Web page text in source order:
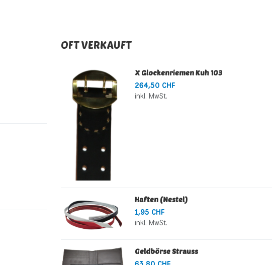
OFT VERKAUFT
X Glockenriemen Kuh 103
264,50 CHF
inkl. MwSt.
Haften (Nestel)
1,95 CHF
inkl. MwSt.
Geldbörse Strauss